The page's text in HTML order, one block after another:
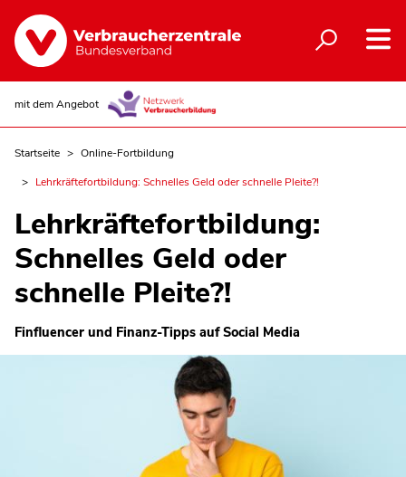
mit dem Angebot
Startseite
Online-Fortbildung
Lehrkräftefortbildung: Schnelles Geld oder schnelle Pleite?!
Lehrkräftefortbildung:
Schnelles Geld oder
schnelle Pleite?!
Finfluencer und Finanz-Tipps auf Social Media